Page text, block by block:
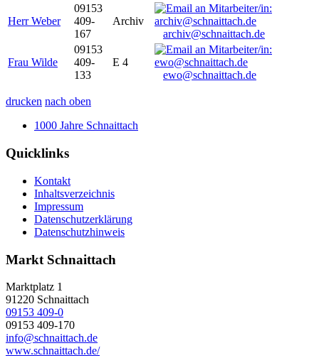
Herr Weber
09153
409-
167
Archiv
archiv@schnaittach.de
Frau Wilde
09153
409-
133
E 4
ewo@schnaittach.de
drucken nach oben
1000 Jahre Schnaittach
Quicklinks
Kontakt
Inhaltsverzeichnis
Impressum
Datenschutzerklärung
Datenschutzhinweis
Markt Schnaittach
Marktplatz 1
91220 Schnaittach
09153 409-0
09153 409-170
info@schnaittach.de
www.schnaittach.de/